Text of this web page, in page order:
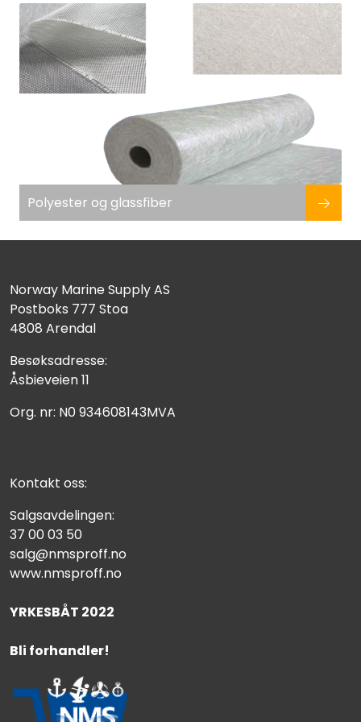
Polyester og glassfiber
Norway Marine Supply AS
Postboks 777 Stoa
4808 Arendal
Besøksadresse:
Åsbieveien 11
Org. nr: N0 934608143MVA
Kontakt oss:
Salgsavdelingen:
37 00 03 50
salg@nmsproff.no
www.nmsproff.no
YRKESBÅT 2022
Bli forhandler!
Fritid/Sikkerhet
Nyheter